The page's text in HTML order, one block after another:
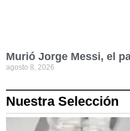
Murió Jorge Messi, el
agosto 8, 2026
Nuestra Selección